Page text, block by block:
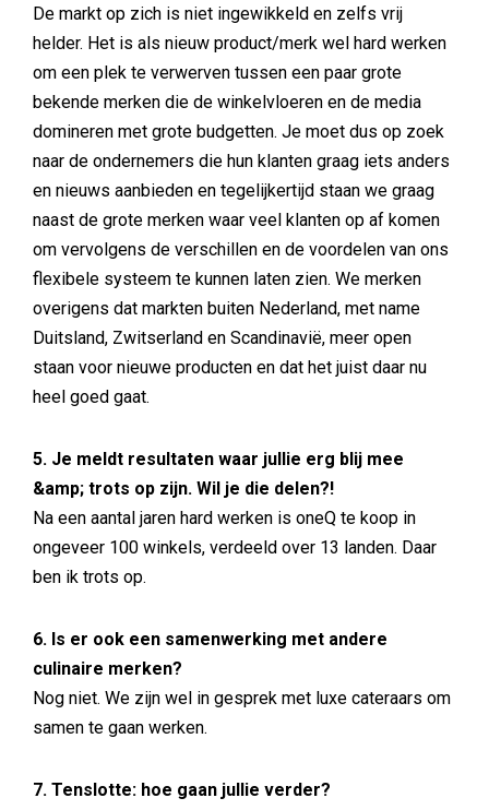
De markt op zich is niet ingewikkeld en zelfs vrij
helder. Het is als nieuw product/merk wel hard werken
om een plek te verwerven tussen een paar grote
bekende merken die de winkelvloeren en de media
domineren met grote budgetten. Je moet dus op zoek
naar de ondernemers die hun klanten graag iets anders
en nieuws aanbieden en tegelijkertijd staan we graag
naast de grote merken waar veel klanten op af komen
om vervolgens de verschillen en de voordelen van ons
flexibele systeem te kunnen laten zien. We merken
overigens dat markten buiten Nederland, met name
Duitsland, Zwitserland en Scandinavië, meer open
staan voor nieuwe producten en dat het juist daar nu
heel goed gaat.
5. Je meldt resultaten waar jullie erg blij mee
&amp; trots op zijn. Wil je die delen?!
Na een aantal jaren hard werken is oneQ te koop in
ongeveer 100 winkels, verdeeld over 13 landen. Daar
ben ik trots op.
6. Is er ook een samenwerking met andere
culinaire merken?
Nog niet. We zijn wel in gesprek met luxe cateraars om
samen te gaan werken.
7. Tenslotte: hoe gaan jullie verder?